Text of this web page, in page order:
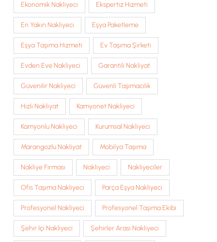
Ekonomik Nakliyeci Ekspertiz Hizmeti
En Yakın Nakliyeci Eşya Paketleme
Eşya Taşıma Hizmeti Ev Taşıma Şirketi
Evden Eve Nakliyeci Garantili Nakliyat
Güvenilir Nakliyeci Güvenli Taşımacılık
Hızlı Nakliyat Kamyonet Nakliyeci
Kamyonlu Nakliyeci Kurumsal Nakliyeci
Marangozlu Nakliyat Mobilya Taşıma
Nakliye Firması Nakliyeci Nakliyeciler
Ofis Taşıma Nakliyeci Parça Eşya Nakliyeci
Profesyonel Nakliyeci Profesyonel Taşıma Ekibi
Şehir Içi Nakliyeci Şehirler Arası Nakliyeci